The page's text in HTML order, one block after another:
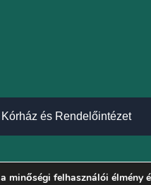
és Rendelőintézet
minőségi felhasználói élmény